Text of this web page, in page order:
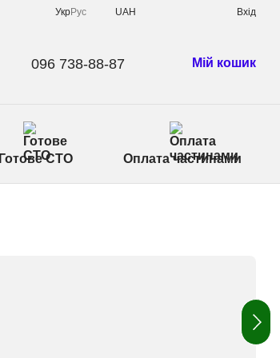
УкрРус UAH Вхід
096 738-88-87 Мій кошик
Готове СТО Оплата частинами